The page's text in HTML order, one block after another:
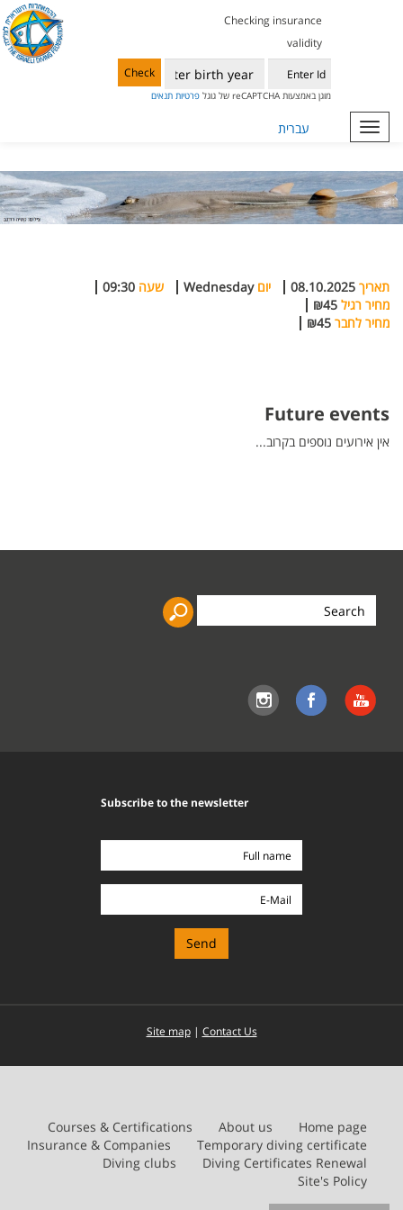
Checking insurance
validity
Check
מוגן באמצעות reCAPTCHA של גוגל פרטיות תנאים
Toggle
navigation
עברית
תאריך 08.10.2025 יוםWednesday שעה 09:30
מחיר רגיל ₪45
מחיר לחבר ₪45
Future events
אין אירועים נוספים בקרוב...
Search
Subscribe to the newsletter
Site map| Contact Us
Home page
About us
Courses & Certifications
Temporary diving certificate
Insurance & Companies
Diving Certificates Renewal
Diving clubs
Site's Policy